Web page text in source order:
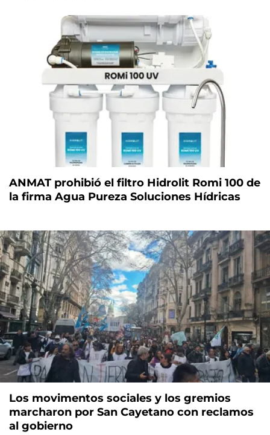
ANMAT prohibió el filtro Hidrolit Romi 100 de
la firma Agua Pureza Soluciones Hídricas
Los movimentos sociales y los gremios
marcharon por San Cayetano con reclamos
al gobierno